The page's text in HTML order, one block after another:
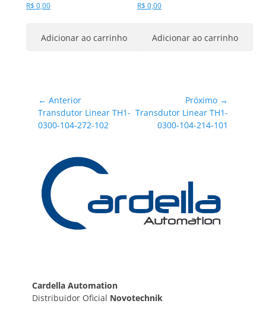
R$ 0,00
Adicionar ao carrinho
R$ 0,00
Adicionar ao carrinho
Navegação
de
Post
← Anterior
Post
anterior:
Transdutor Linear TH1-
0300-104-272-102
Próximo →
Próximo
Transdutor Linear TH1-
0300-104-214-101
Cardella Automation
Distribuidor Oficial Novotechnik